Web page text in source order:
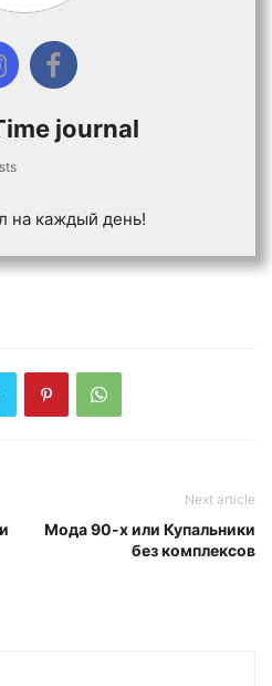
journal
на каждый день!
Next article
Мода 90-х или Купальники
без комплексов